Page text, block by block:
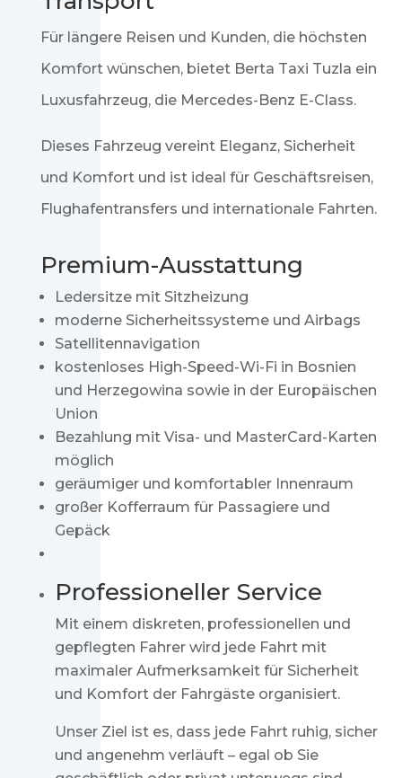
Für längere Reisen und Kunden, die höchsten
Komfort wünschen, bietet Berta Taxi Tuzla ein
Luxusfahrzeug, die Mercedes-Benz E-Class.
Dieses Fahrzeug vereint Eleganz, Sicherheit
und Komfort und ist ideal für Geschäftsreisen,
Flughafentransfers und internationale Fahrten.
Premium-Ausstattung
Ledersitze mit Sitzheizung
moderne Sicherheitssysteme und Airbags
Satellitennavigation
kostenloses High-Speed-Wi-Fi in Bosnien
und Herzegowina sowie in der Europäischen
Union
Bezahlung mit Visa- und MasterCard-Karten
möglich
geräumiger und komfortabler Innenraum
großer Kofferraum für Passagiere und
Gepäck
Professioneller Service
Mit einem diskreten, professionellen und
gepflegten Fahrer wird jede Fahrt mit
maximaler Aufmerksamkeit für Sicherheit
und Komfort der Fahrgäste organisiert.
Unser Ziel ist es, dass jede Fahrt ruhig, sicher
und angenehm verläuft – egal ob Sie